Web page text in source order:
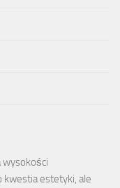
wysokości
kwestia estetyki, ale